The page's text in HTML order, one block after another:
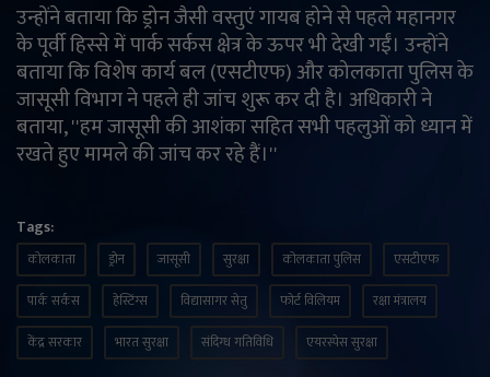
उन्होंने बताया कि ड्रोन जैसी वस्तुएं गायब होने से पहले महानगर
के पूर्वी हिस्से में पार्क सर्कस क्षेत्र के ऊपर भी देखी गईं। उन्होंने
बताया कि विशेष कार्य बल (एसटीएफ) और कोलकाता पुलिस के
जासूसी विभाग ने पहले ही जांच शुरू कर दी है। अधिकारी ने
बताया, ''हम जासूसी की आशंका सहित सभी पहलुओं को ध्यान में
रखते हुए मामले की जांच कर रहे हैं।''
Tags:
कोलकाता ड्रोन जासूसी सुरक्षा कोलकाता पुलिस
एसटीएफ
पार्क सर्कस
हेस्टिंग्स विद्यासागर सेतु फोर्ट विलियम
रक्षा मंत्रालय
केंद्र सरकार
भारत सुरक्षा संदिग्ध गतिविधि एयरस्पेस सुरक्षा